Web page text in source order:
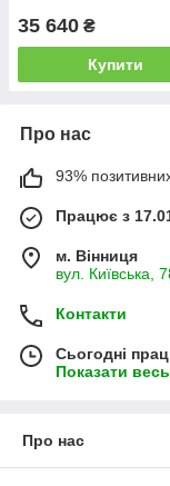
35 640 ₴
Купити
Про нас
93% позитивних
Працює з
м. Вінниця
вул. Київська,
Контакти
Сьогодні
Показати
Про нас